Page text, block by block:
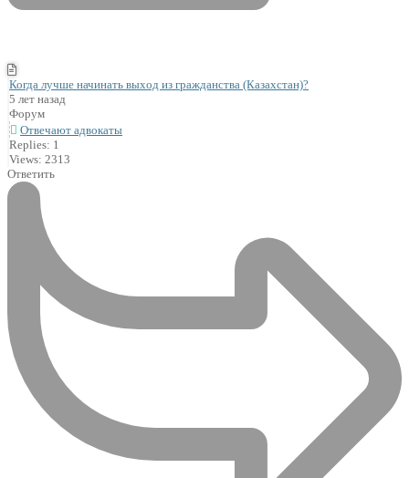
Когда лучше начинать выход из гражданства (Казахстан)?
5 лет назад
Форум
Отвечают адвокаты
Replies: 1
Views: 2313
Ответить